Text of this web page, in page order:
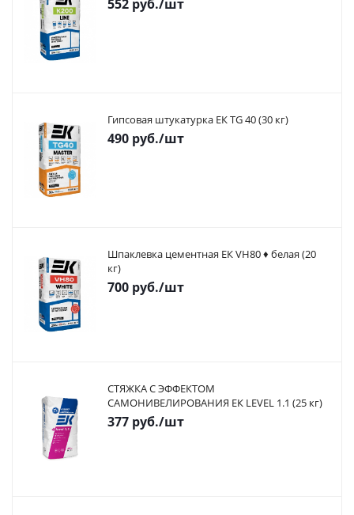
552 руб./шт
Гипсовая штукатурка ЕК TG 40 (30 кг)
490 руб./шт
Шпаклевка цементная ЕК VH80 ♦ белая (20
кг)
700 руб./шт
СТЯЖКА С ЭФФЕКТОМ
САМОНИВЕЛИРОВАНИЯ ЕК LEVEL 1.1 (25 кг)
377 руб./шт